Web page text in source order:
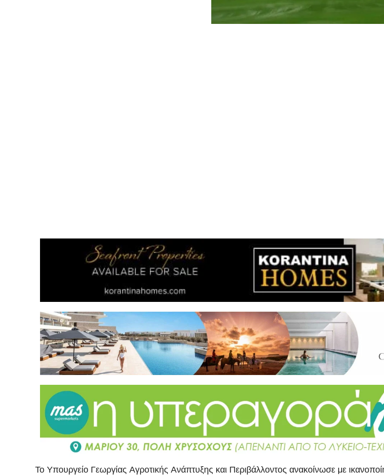
Το Υπουργείο Γεωργίας Αγροτικής Ανάπτυξης και Περιβάλλοντος ανακοίνωσε με